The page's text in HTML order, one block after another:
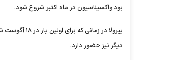
بود واکسیناسیون در ماه اکتبر شروع شود.
دیگر نیز حضور دارد.